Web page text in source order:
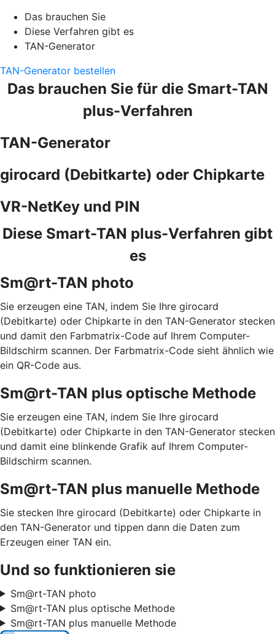
Das brauchen Sie
Diese Verfahren gibt es
TAN-Generator
TAN-Generator bestellen
Das brauchen Sie für die Smart-TAN
plus-Verfahren
TAN-Generator
girocard (Debitkarte) oder Chipkarte
VR-NetKey und PIN
Diese Smart-TAN plus-Verfahren gibt
es
Sm@rt-TAN photo
Sie erzeugen eine TAN, indem Sie Ihre girocard
(Debitkarte) oder Chipkarte in den TAN-Generator stecken
und damit den Farbmatrix-Code auf Ihrem Computer-
Bildschirm scannen. Der Farbmatrix-Code sieht ähnlich wie
ein QR-Code aus.
Sm@rt-TAN plus optische Methode
Sie erzeugen eine TAN, indem Sie Ihre girocard
(Debitkarte) oder Chipkarte in den TAN-Generator stecken
und damit eine blinkende Grafik auf Ihrem Computer-
Bildschirm scannen.
Sm@rt-TAN plus manuelle Methode
Sie stecken Ihre girocard (Debitkarte) oder Chipkarte in
den TAN-Generator und tippen dann die Daten zum
Erzeugen einer TAN ein.
Und so funktionieren sie
Sm@rt-TAN photo
Sm@rt-TAN plus optische Methode
Sm@rt-TAN plus manuelle Methode